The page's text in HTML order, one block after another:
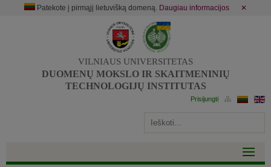
Patekote į pirmąjį lietuvišką domeną. Daugiau informacijos ✕
VILNIAUS UNIVERSITETAS
DUOMENŲ MOKSLO IR SKAITMENINIŲ
TECHNOLOGIJŲ INSTITUTAS